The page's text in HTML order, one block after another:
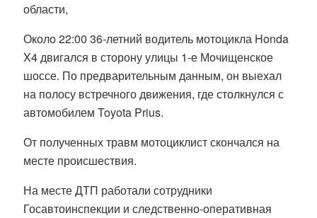
области,
Около 22:00 36-летний водитель мотоцикла Honda
X4 двигался в сторону улицы 1-е Мочищенское
шоссе. По предварительным данным, он выехал
на полосу встречного движения, где столкнулся с
автомобилем Toyota Prius.
От полученных травм мотоциклист скончался на
месте происшествия.
На месте ДТП работали сотрудники
Госавтоинспекции и следственно-оперативная